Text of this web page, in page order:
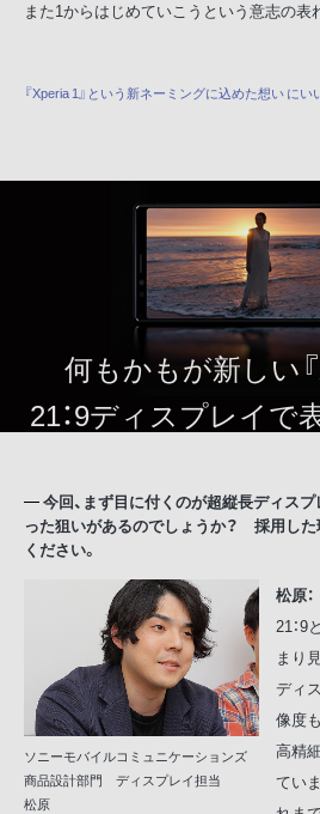
また1からはじめていこうという意志の表
『Xperia 1』という新ネーミングに込めた想い にい
何もかもが新しい
21：9ディスプレイで
今回、まず目に付くのが超縦長ディス
った狙いがあるのでしょうか？ 採用した
ください。
ソニーモバイルコミュニケーションズ
商品設計部門 ディスプレイ担当
松原
松原：
21：9
まり
ディ
像度
高精
てい